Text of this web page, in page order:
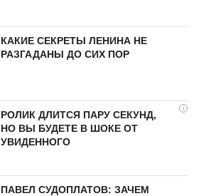
КАКИЕ СЕКРЕТЫ ЛЕНИНА НЕ
РАЗГАДАНЫ ДО СИХ ПОР
i
РОЛИК ДЛИТСЯ ПАРУ СЕКУНД,
НО ВЫ БУДЕТЕ В ШОКЕ ОТ
УВИДЕННОГО
ПАВЕЛ СУДОПЛАТОВ: ЗАЧЕМ